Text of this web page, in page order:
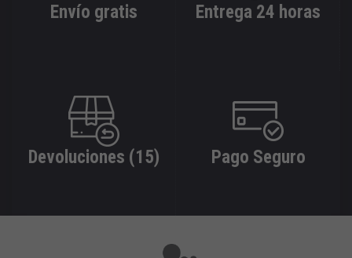
Envío gratis Entrega 24 horas
Devoluciones (15) Pago Seguro